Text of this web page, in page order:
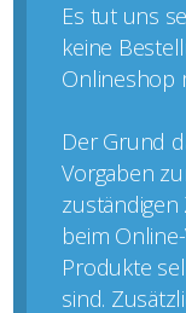
Es tut uns
keine
Onlineshop
Der Grund
Vorgaben
beim
Produkte
sind.